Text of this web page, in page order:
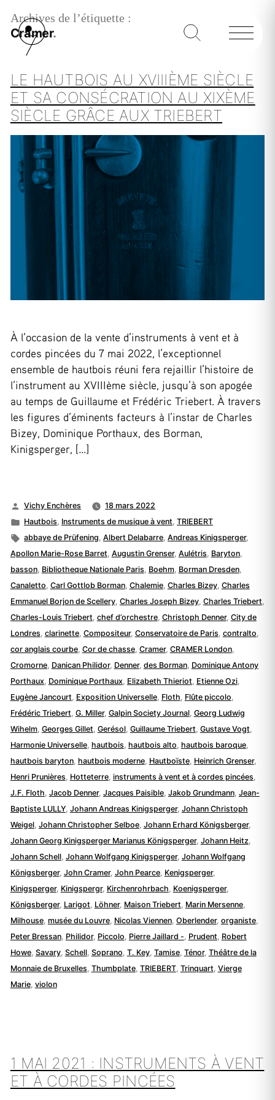
Archives de l’étiquette :
Cramer
LE HAUTBOIS AU XVIIIÈME SIÈCLE
ET SA CONSÉCRATION AU XIXÈME
SIÈCLE GRÂCE AUX TRIEBERT
À l’occasion de la vente d’instruments à vent et à
cordes pincées du 7 mai 2022, l’exceptionnel
ensemble de hautbois réuni fera rejaillir l’histoire de
l’instrument au XVIIIème siècle, jusqu’à son apogée
au temps de Guillaume et Frédéric Triebert. À travers
les figures d’éminents facteurs à l’instar de Charles
Bizey, Dominique Porthaux, des Borman,
Kinigsperger, […]
Publié
par
Vichy Enchères
18 mars 2022
Publié
dans
Hautbois, Instruments de musique à vent,TRIEBERT
Étiquettes :
abbaye de Prüfening,Albert Delabarre,Andreas Kinigsperger,
Apollon Marie-Rose Barret, Augustin Grenser, Aulétris, Baryton,
basson, Bibliotheque Nationale Paris, Boehm, Borman Dresden,
Canaletto, Carl Gottlob Borman, Chalemie, Charles Bizey, Charles
Emmanuel Borjon de Scellery, Charles Joseph Bizey, Charles Triebert,
Charles-Louis Triebert, chef d’orchestre, Christoph Denner, City de
Londres, clarinette, Compositeur, Conservatoire de Paris, contralto,
cor anglais courbe, Cor de chasse, Cramer, CRAMER London,
Cromorne, Danican Philidor, Denner, des Borman, Dominique Antony
Porthaux, Dominique Porthaux, Elizabeth Thieriot, Etienne Ozi,
Eugène Jancourt, Exposition Universelle, Floth, Flûte piccolo,
Frédéric Triebert, G. Miller, Galpin Society Journal, Georg Ludwig
Wihelm, Georges Gillet, Gerésol, Guillaume Triebert, Gustave Vogt,
Harmonie Universelle, hautbois, hautbois alto, hautbois baroque,
hautbois baryton, hautbois moderne, Hautboïste, Heinrich Grenser,
Henri Prunières, Hotteterre, instruments à vent et à cordes pincées,
J.F. Floth, Jacob Denner, Jacques Paisible, Jakob Grundmann, Jean-
Baptiste LULLY, Johann Andreas Kinigsperger, Johann Christoph
Weigel, Johann Christopher Selboe, Johann Erhard Königsberger,
Johann Georg Kinigsperger Marianus Königsperger, Johann Heitz,
Johann Schell, Johann Wolfgang Kinigsperger, Johann Wolfgang
Königsberger, John Cramer, John Pearce, Kenigsperger,
Kinigsperger, Kinigspergr, Kirchenrohrbach, Koenigsperger,
Königsberger, Larigot, Löhner, Maison Triebert, Marin Mersenne,
Milhouse, musée du Louvre, Nicolas Viennen, Oberlender, organiste,
Peter Bressan, Philidor, Piccolo, Pierre Jaillard -, Prudent, Robert
Howe, Savary, Schell, Soprano, T. Key, Tamise, Ténor, Théâtre de la
Monnaie de Bruxelles, Thumbplate, TRIEBERT, Trinquart, Vierge
Marie, violon
1 MAI 2021 : INSTRUMENTS À VENT
ET À CORDES PINCÉES